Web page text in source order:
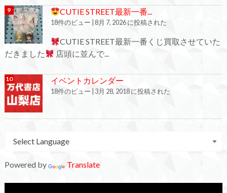
CUTIE STREET最新一番...
18件のビュー 8月 7, 2026 に投稿された
CUTIE STREET最新一番くじ買取させていた
だきました
店頭に並んで...
イベントカレンダー
18件のビュー 3月 28, 2018 に投稿された
Powered by Translate